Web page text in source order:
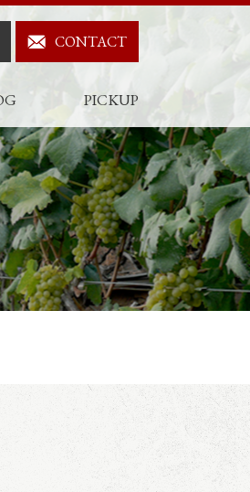
CONTACT
PICKUP